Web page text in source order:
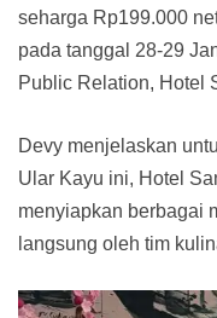
seharga Rp199.000
pada tanggal 28-29
Public Relation, Hotel
Devy menjelaskan
Ular Kayu ini, Hotel
menyiapkan berbagai
langsung oleh tim